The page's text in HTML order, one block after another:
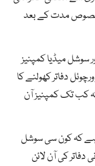
مدت کے بعد
سوشل میڈیا کمپنیز
دفاتر کھولنے کا
کہ کب تک کمپنیز آن
ہے کہ کون سی سوشل
کی آن لائن